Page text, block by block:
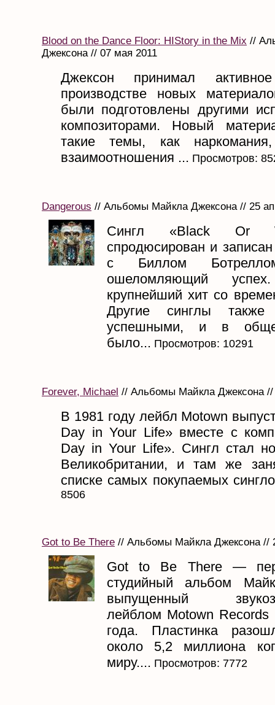
Blood on the Dance Floor: HIStory in the Mix //
Джексона // 07 мая 2011
Джексон принимал
производстве новых
были подготовлены другими
композиторами. Новый
такие темы, как
взаимоотношения ... Просмотров:
Dangerous // Альбомы Майкла Джексона // 25
Сингл «Black Or
спродюсирован и
с Биллом
ошеломляющий
крупнейший хит со
Другие синглы
успешными, и в
было... Просмотров: 10291
Forever, Michael // Альбомы Майкла Джексона //
В 1981 году лейбл Motown
Day in Your Life» вместе с
Day in Your Life». Сингл стал
Великобритании, и там же
списке самых покупаемых
8506
Got to Be There // Альбомы Майкла Джексона //
Got to Be There —
студийный альбом
выпущенный
лейблом Motown Records
года. Пластинка
около 5,2 миллиона
миру.... Просмотров: 7772